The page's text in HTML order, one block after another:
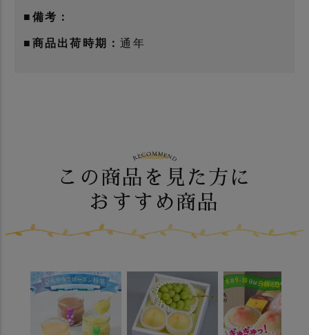
■備考：
■商品出荷時期：通年
この商品を見た方に
おすすめ商品